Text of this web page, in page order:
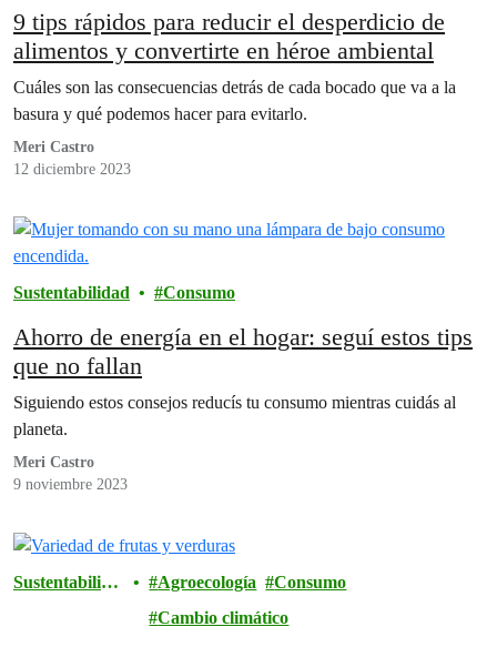
9 tips rápidos para reducir el desperdicio de
alimentos y convertirte en héroe ambiental
Cuáles son las consecuencias detrás de cada bocado que va a la
basura y qué podemos hacer para evitarlo.
Meri Castro
12 diciembre 2023
Sustentabilidad Consumo
Ahorro de energía en el hogar: seguí estos tips
que no fallan
Siguiendo estos consejos reducís tu consumo mientras cuidás al
planeta.
Meri Castro
9 noviembre 2023
Sustentabilida
Agroecología
Consumo
Cambio climático